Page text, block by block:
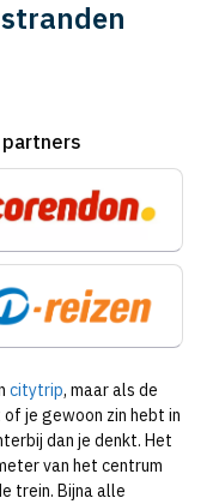
citytrip, maar als de
je gewoon zin hebt in
dan je denkt. Het
van het centrum
trein. Bijna alle